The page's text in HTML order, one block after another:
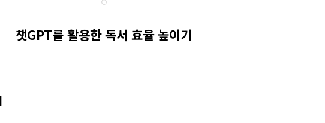
챗GPT를 활용한 독서 효율 높이기